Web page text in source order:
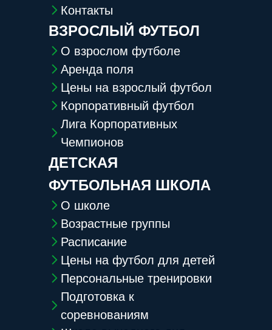
Контакты
ВЗРОСЛЫЙ ФУТБОЛ
О взрослом футболе
Аренда поля
Цены на взрослый футбол
Корпоративный футбол
Лига Корпоративных
Чемпионов
ДЕТСКАЯ
ФУТБОЛЬНАЯ ШКОЛА
О школе
Возрастные группы
Расписание
Цены на футбол для детей
Персональные тренировки
Подготовка к
соревнованиям